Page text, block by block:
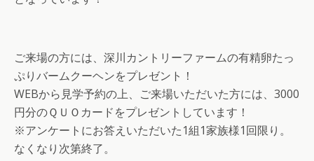
ご来場の方には、深川カントリーファームの有精卵たっ
ぷりバームクーヘンをプレゼント！
WEBから見学予約の上、ご来場いただいた方には、3000
円分のＱＵＯカードをプレゼントしています！
※アンケートにお答えいただいた1組1家族様1回限り。
なくなり次第終了。